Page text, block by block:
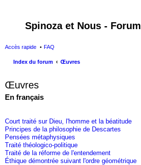
Spinoza et Nous - Forum
Accès rapide FAQ
Index du forum
Œuvres
Œuvres
En français
Court traité sur Dieu, l'homme et la béatitude
Principes de la philosophie de Descartes
Pensées métaphysiques
Traité théologico-politique
Traité de la réforme de l'entendement
Éthique démontrée suivant l'ordre géométrique